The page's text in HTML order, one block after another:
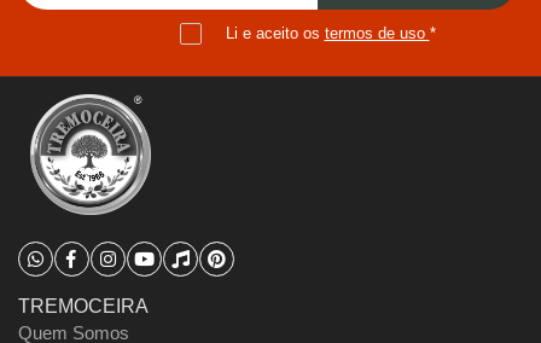
Li e aceito os termos de uso *
TREMOCEIRA
Quem Somos